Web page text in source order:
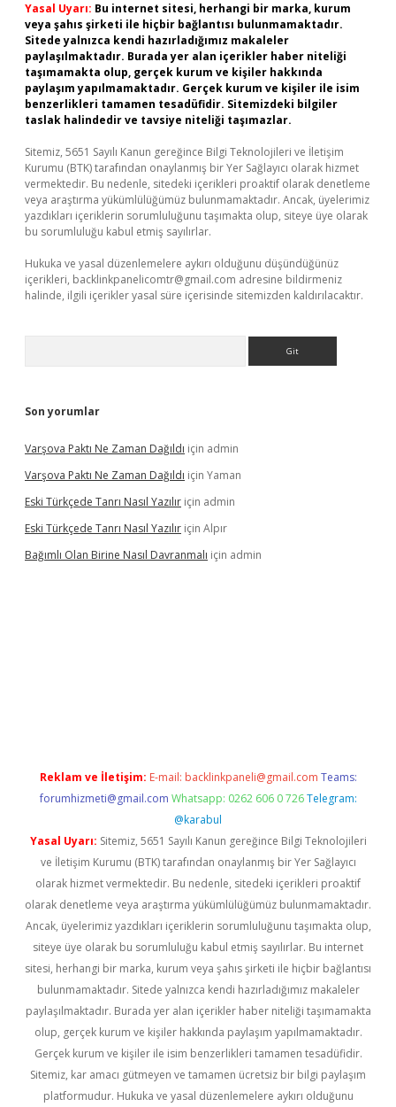
Yasal Uyarı: Bu internet sitesi, herhangi bir marka, kurum
veya şahıs şirketi ile hiçbir bağlantısı bulunmamaktadır.
Sitede yalnızca kendi hazırladığımız makaleler
paylaşılmaktadır. Burada yer alan içerikler haber niteliği
taşımamakta olup, gerçek kurum ve kişiler hakkında
paylaşım yapılmamaktadır. Gerçek kurum ve kişiler ile isim
benzerlikleri tamamen tesadüfidir. Sitemizdeki bilgiler
taslak halindedir ve tavsiye niteliği taşımazlar.
Sitemiz, 5651 Sayılı Kanun gereğince Bilgi Teknolojileri ve İletişim
Kurumu (BTK) tarafından onaylanmış bir Yer Sağlayıcı olarak hizmet
vermektedir. Bu nedenle, sitedeki içerikleri proaktif olarak denetleme
veya araştırma yükümlülüğümüz bulunmamaktadır. Ancak, üyelerimiz
yazdıkları içeriklerin sorumluluğunu taşımakta olup, siteye üye olarak
bu sorumluluğu kabul etmiş sayılırlar.
Hukuka ve yasal düzenlemelere aykırı olduğunu düşündüğünüz
içerikleri, backlinkpanelicomtr@gmail.com adresine bildirmeniz
halinde, ilgili içerikler yasal süre içerisinde sitemizden kaldırılacaktır.
Son yorumlar
Varşova Paktı Ne Zaman Dağıldı için admin
Varşova Paktı Ne Zaman Dağıldı için Yaman
Eski Türkçede Tanrı Nasıl Yazılır için admin
Eski Türkçede Tanrı Nasıl Yazılır için Alpır
Bağımlı Olan Birine Nasıl Davranmalı için admin
Reklam ve İletişim: E-mail: backlinkpaneli@gmail.com Teams:
forumhizmeti@gmail.com Whatsapp: 0262 606 0 726 Telegram:
@karabul
Yasal Uyarı: Sitemiz, 5651 Sayılı Kanun gereğince Bilgi Teknolojileri
ve İletişim Kurumu (BTK) tarafından onaylanmış bir Yer Sağlayıcı
olarak hizmet vermektedir. Bu nedenle, sitedeki içerikleri proaktif
olarak denetleme veya araştırma yükümlülüğümüz bulunmamaktadır.
Ancak, üyelerimiz yazdıkları içeriklerin sorumluluğunu taşımakta olup,
siteye üye olarak bu sorumluluğu kabul etmiş sayılırlar. Bu internet
sitesi, herhangi bir marka, kurum veya şahıs şirketi ile hiçbir bağlantısı
bulunmamaktadır. Sitede yalnızca kendi hazırladığımız makaleler
paylaşılmaktadır. Burada yer alan içerikler haber niteliği taşımamakta
olup, gerçek kurum ve kişiler hakkında paylaşım yapılmamaktadır.
Gerçek kurum ve kişiler ile isim benzerlikleri tamamen tesadüfidir.
Sitemiz, kar amacı gütmeyen ve tamamen ücretsiz bir bilgi paylaşım
platformudur. Hukuka ve yasal düzenlemelere aykırı olduğunu